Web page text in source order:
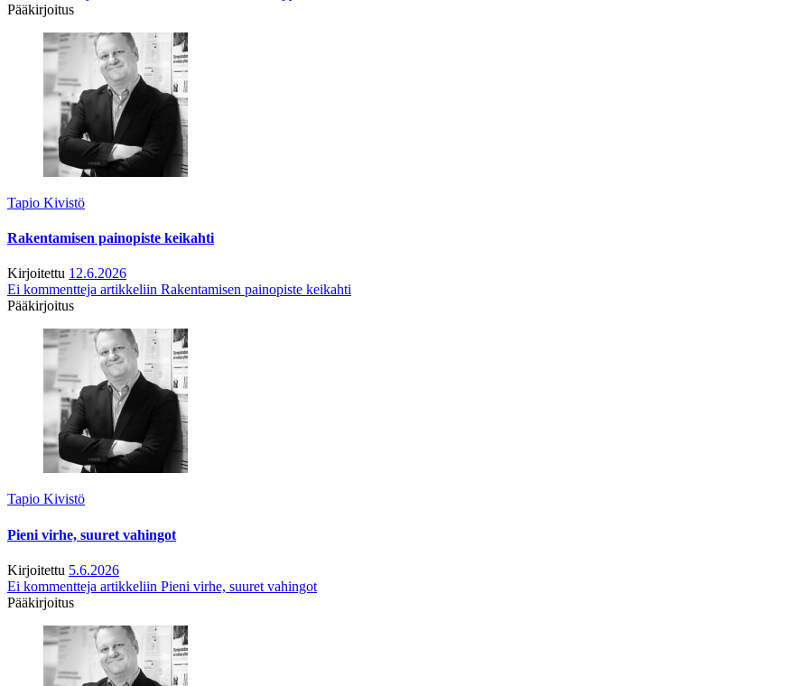
Pääkirjoitus
Tapio Kivistö
Rakentamisen painopiste keikahti
Kirjoitettu 12.6.2026
Ei kommentteja artikkeliin Rakentamisen painopiste keikahti
Pääkirjoitus
Tapio Kivistö
Pieni virhe, suuret vahingot
Kirjoitettu 5.6.2026
Ei kommentteja artikkeliin Pieni virhe, suuret vahingot
Pääkirjoitus